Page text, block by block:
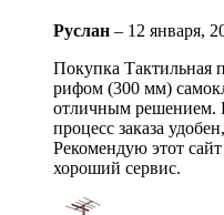
Руслан – 12 января,
Покупка Тактильная
рифом (300 мм)
отличным решением.
процесс заказа
Рекомендую этот
хороший сервис.